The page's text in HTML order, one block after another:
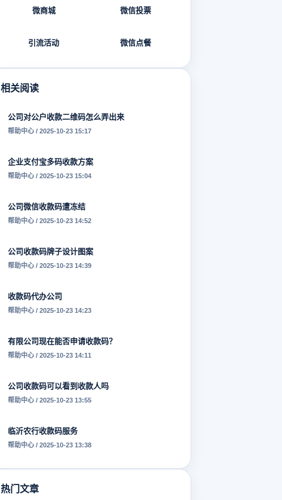
微商城 微信投票
引流活动 微信点餐
相关阅读
公司对公户收款二维码怎么弄出来
帮助中心 / 2025-10-23 15:17
企业支付宝多码收款方案
帮助中心 / 2025-10-23 15:04
公司微信收款码遭冻结
帮助中心 / 2025-10-23 14:52
公司收款码牌子设计图案
帮助中心 / 2025-10-23 14:39
收款码代办公司
帮助中心 / 2025-10-23 14:23
有限公司现在能否申请收款码？
帮助中心 / 2025-10-23 14:11
公司收款码可以看到收款人吗
帮助中心 / 2025-10-23 13:55
临沂农行收款码服务
帮助中心 / 2025-10-23 13:38
热门文章